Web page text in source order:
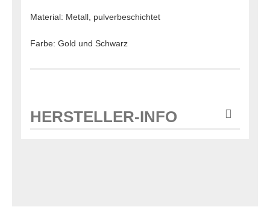
Material: Metall, pulverbeschichtet
Farbe: Gold und Schwarz
HERSTELLER-INFO